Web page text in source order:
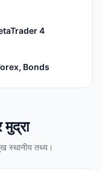
4
Bonds
स्थानीय तथ्य।